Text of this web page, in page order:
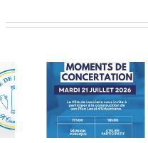
Alerte Canicule –
CCAS